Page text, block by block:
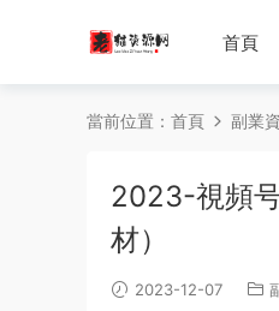
首頁
當前位置： 首頁 副業
2023-視頻
材）
2023-12-07